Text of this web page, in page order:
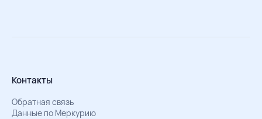
Контакты
Обратная связь
Данные по Меркурию